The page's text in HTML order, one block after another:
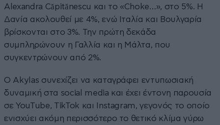
Alexandra Căpitănescu και το «Choke…», στο 5%. Η
Δανία ακολουθεί με 4%, ενώ Ιταλία και Βουλγαρία
βρίσκονται στο 3%. Την πρώτη δεκάδα
συμπληρώνουν η Γαλλία και η Μάλτα, που
συγκεντρώνουν από 2%.
Ο Akylas συνεχίζει να καταγράφει εντυπωσιακή
δυναμική στα social media και έχει έντονη παρουσία
σε YouTube, TikTok και Instagram, γεγονός το οποίο
ενισχύει ακόμη περισσότερο το θετικό κλίμα γύρω